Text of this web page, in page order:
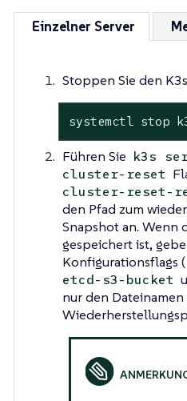
Einzelner Server
Stoppen Sie den
systemctl stop
Führen Sie k3s
cluster-reset
cluster-reset-
den Pfad zum
Snapshot an. Wenn
gespeichert ist,
Konfigurationsflags (
etcd-s3-bucket
nur den Dateinamen